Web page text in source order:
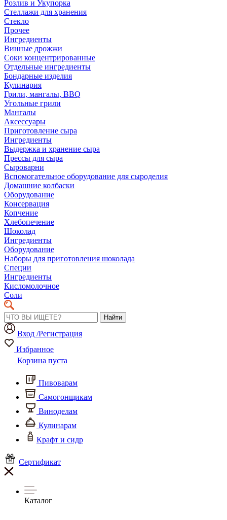
Розлив и Укупорка
Стеллажи для хранения
Стекло
Прочее
Ингредиенты
Винные дрожжи
Соки концентрированные
Отдельные ингредиенты
Бондарные изделия
Кулинария
Грили, мангалы, BBQ
Угольные грили
Мангалы
Аксессуары
Приготовление сыра
Ингредиенты
Выдержка и хранение сыра
Прессы для сыра
Сыроварни
Вспомогательное оборудование для сыроделия
Домашние колбаски
Оборудование
Консервация
Копчение
Хлебопечение
Шоколад
Ингредиенты
Оборудование
Наборы для приготовления шоколада
Специи
Ингредиенты
Кисломолочное
Соли
Найти
Вход /Регистрация
Избранное
Корзина пуста
Пивоварам
Самогонщикам
Виноделам
Кулинарам
Крафт и сидр
Сертификат
Каталог